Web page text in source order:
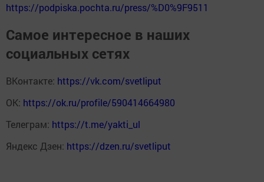
https://podpiska.pochta.ru/press/%D0%9F9511
Самое интересное в наших
социальных сетях
ВКонтакте: https://vk.com/svetliput
ОК: https://ok.ru/profile/590414664980
Телеграм: https://t.me/yakti_ul
Яндекс Дзен: https://dzen.ru/svetliput